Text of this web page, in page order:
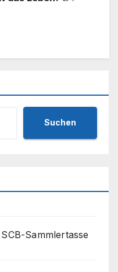
Suchen
Sammlertasse